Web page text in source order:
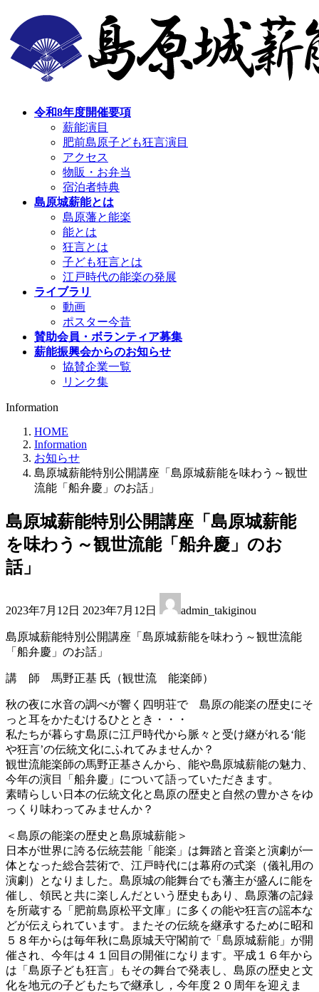
ン
テ
ン
ビ
ゲ
ー
令和8年度開催要項
薪能演目
肥前島原子ども狂言演目
アクセス
物販・お弁当
宿泊者特典
島原城薪能とは
島原藩と能楽
能とは
狂言とは
子ども狂言とは
江戸時代の能楽の発展
ライブラリ
動画
ポスター今昔
賛助会員・ボランティア募集
薪能振興会からのお知らせ
協賛企業一覧
リンク集
Information
HOME
Information
お知らせ
島原城薪能特別公開講座「島原城薪能を味わう～観世
流能「船弁慶」のお話」
島原城薪能特別公開講座「島原城薪能
を味わう～観世流能「船弁慶」のお
話」
2023年7月12日 終
更
新
日
時
2023年7月12日 admin_takiginou
島原城薪能特別公開講座「島原城薪能を味わう～観世流能
「船弁慶」のお話」
講 師 馬野正基 氏（観世流 能楽師）
秋の夜に水音の調べが響く四明荘で 島原の能楽の歴史にそ
っと耳をかたむけるひととき・・・
私たちが暮らす島原に江戸時代から脈々と受け継がれる‘能
や狂言’の伝統文化にふれてみませんか？
観世流能楽師の馬野正基さんから、能や島原城薪能の魅力、
今年の演目「船弁慶」について語っていただきます。
素晴らしい日本の伝統文化と島原の歴史と自然の豊かさをゆ
っくり味わってみませんか？
＜島原の能楽の歴史と島原城薪能＞
日本が世界に誇る伝統芸能「能楽」は舞踏と音楽と演劇が一
体となった総合芸術で、江戸時代には幕府の式楽（儀礼用の
演劇）となりました。島原城の能舞台でも藩主が盛んに能を
催し、領民と共に楽しんだという歴史もあり、島原藩の記録
を所蔵する「肥前島原松平文庫」に多くの能や狂言の謡本な
どが伝えられています。またその伝統を継承するために昭和
５８年からは毎年秋に島原城天守閣前で「島原城薪能」が開
催され、今年は４１回目の開催になります。平成１６年から
は「島原子ども狂言」もその舞台で発表し、島原の歴史と文
化を地元の子どもたちで継承し，今年度２０周年を迎えま